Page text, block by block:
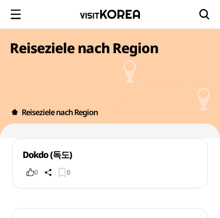
Reiseziele nach Region
Reiseziele nach Region
Dokdo (독도)
0 0